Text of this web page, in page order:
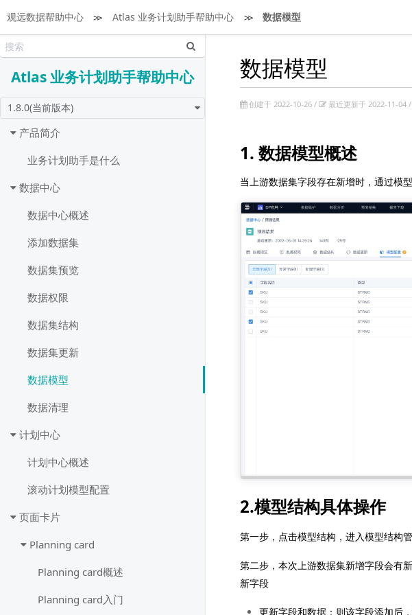
观远数据帮助中心 ≫ Atlas 业务计划助手帮助中心 ≫ 数据模型
Atlas 业务计划助手帮助中心
1.8.0(当前版本)
产品简介
业务计划助手是什么
数据中心
数据中心概述
添加数据集
数据集预览
数据权限
数据集结构
数据集更新
数据模型
数据清理
计划中心
计划中心概述
滚动计划模型配置
页面卡片
Planning card
Planning card概述
Planning card入门
数据模型
创建于 2022-10-26 / 最近更新于 2022-11-04 /
1. 数据模型概述
当上游数据集字段存在新增时，通过模
2.模型结构具体操作
第一步，点击模型结构，进入模型结构
第二步，本次上游数据集新增字段会有
新字段
更新字段和数据：则该字段添加后